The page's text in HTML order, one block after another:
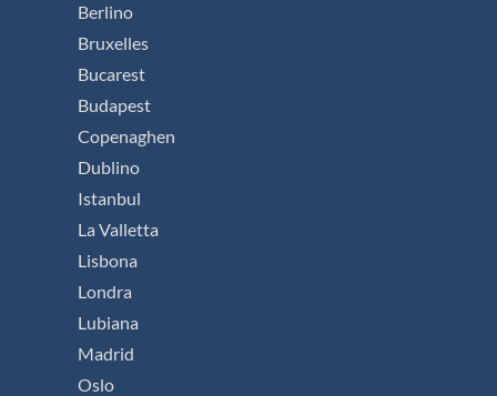
Berlino
Bruxelles
Bucarest
Budapest
Copenaghen
Dublino
Istanbul
La Valletta
Lisbona
Londra
Lubiana
Madrid
Oslo